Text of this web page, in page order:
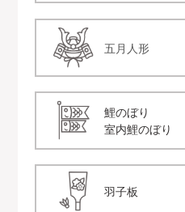
五月人形
鯉のぼり
室内鯉のぼり
羽子板